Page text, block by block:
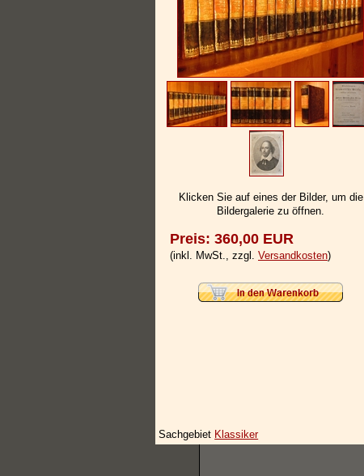
Widerrufsbelehrung
Geschäftsbedingungen
Datenschutzerklärung
Impressum / Kontakt
Vertrag widerrufen
Ihr Warenkorb
Klicken Sie auf eines der Bilder, um die
Bildergalerie zu öffnen.
Preis: 360,00 EUR
(inkl. MwSt., zzgl. Versandkosten)
Sachgebiet Klassiker